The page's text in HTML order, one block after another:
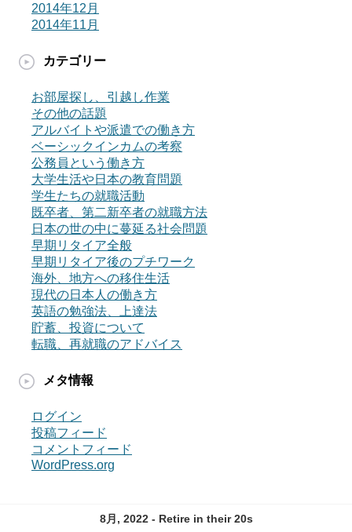
2014年12月
2014年11月
カテゴリー
お部屋探し、引越し作業
その他の話題
アルバイトや派遣での働き方
ベーシックインカムの考察
公務員という働き方
大学生活や日本の教育問題
学生たちの就職活動
既卒者、第二新卒者の就職方法
日本の世の中に蔓延る社会問題
早期リタイア全般
早期リタイア後のプチワーク
海外、地方への移住生活
現代の日本人の働き方
英語の勉強法、上達法
貯蓄、投資について
転職、再就職のアドバイス
メタ情報
ログイン
投稿フィード
コメントフィード
WordPress.org
8月, 2022 - Retire in their 20s